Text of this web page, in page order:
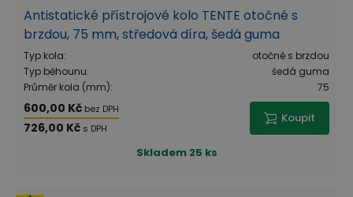
Antistatické přístrojové kolo TENTE otočné s
brzdou, 75 mm, středová díra, šedá guma
Typ kola:
otočné s brzdou
Typ běhounu:
šedá guma
Průměr kola (mm): 75
600,00 Kč bez DPH
726,00 Kč s DPH
Koupit
Skladem 25 ks